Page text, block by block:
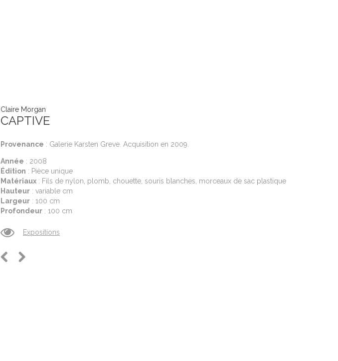
Claire Morgan
CAPTIVE
Provenance : Galerie Karsten Greve. Acquisition en 2009.
Année : 2008
Édition : Pièce unique
Matériaux : Fils de nylon, plomb, chouette, souris blanches, morceaux de sac plastique
Hauteur : variable cm
Largeur : 100 cm
Profondeur : 100 cm
Expositions